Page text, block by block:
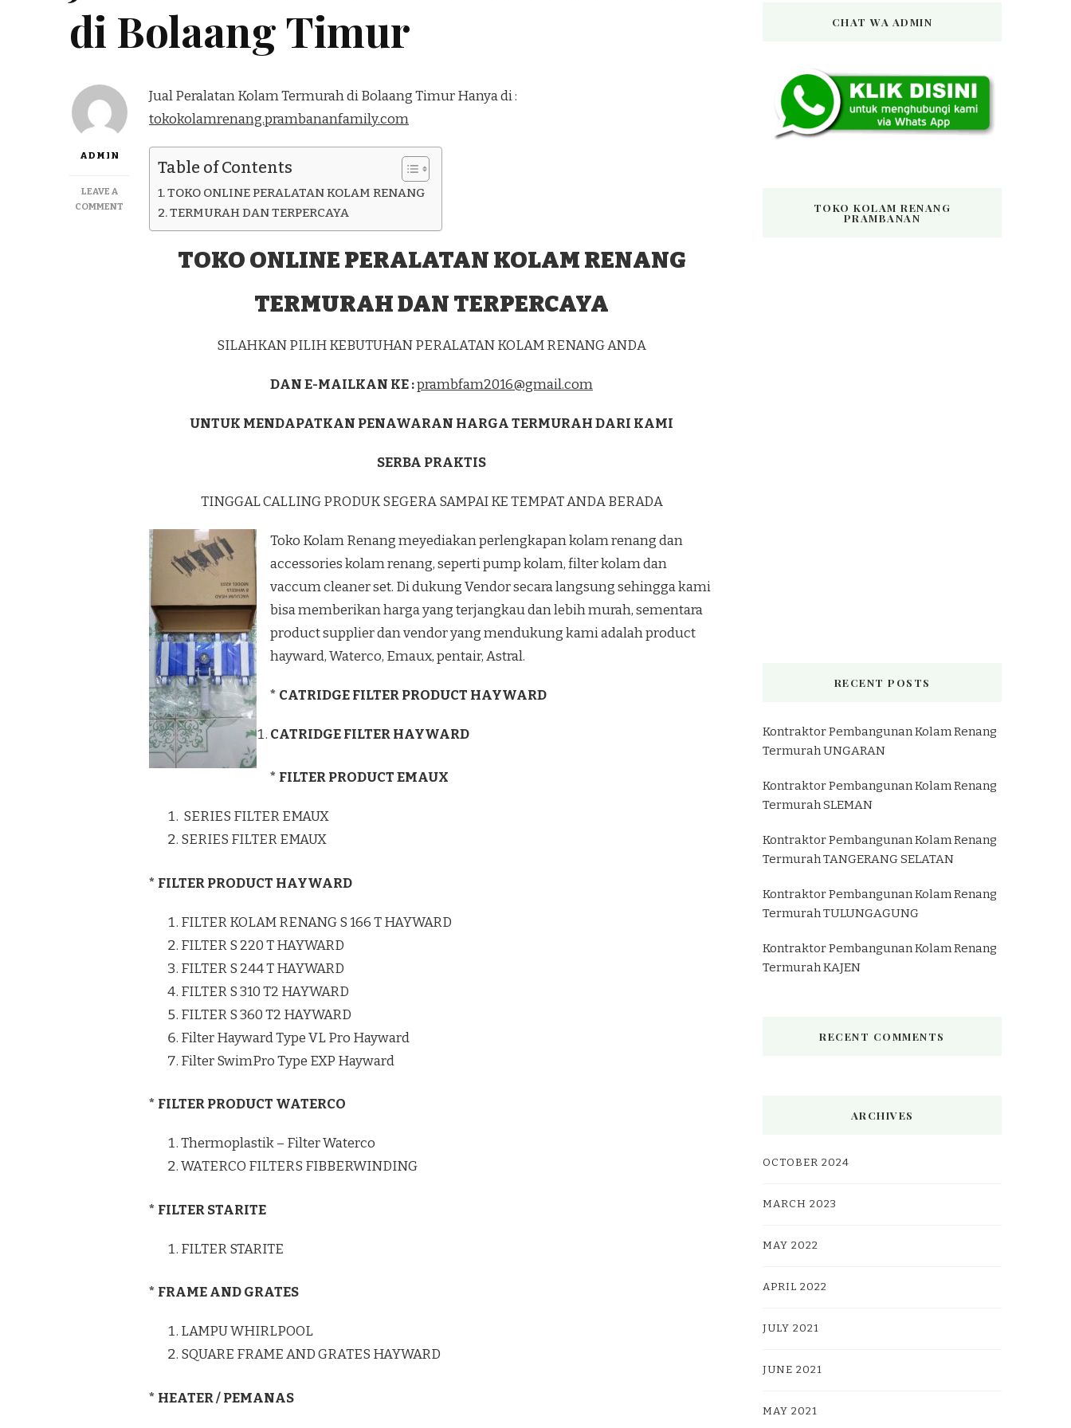
di Bolaang Timur
ADMIN
LEAVE A
COMMENT
Jual Peralatan Kolam Termurah di Bolaang Timur Hanya di :
tokokolamrenang.prambananfamily.com
Table of Contents
TOKO ONLINE PERALATAN KOLAM RENANG
TERMURAH DAN TERPERCAYA
TOKO ONLINE PERALATAN KOLAM RENANG
TERMURAH DAN TERPERCAYA
SILAHKAN PILIH KEBUTUHAN PERALATAN KOLAM RENANG ANDA
DAN E-MAILKAN KE :prambfam2016@gmail.com
UNTUK MENDAPATKAN PENAWARAN HARGA TERMURAH DARI KAMI
SERBA PRAKTIS
TINGGAL CALLING PRODUK SEGERA SAMPAI KE TEMPAT ANDA BERADA
Toko Kolam Renang meyediakan perlengkapan kolam renang dan
accessories kolam renang, seperti pump kolam, filter kolam dan
vaccum cleaner set. Di dukung Vendor secara langsung sehingga kami
bisa memberikan harga yang terjangkau dan lebih murah, sementara
product supplier dan vendor yang mendukung kami adalah product
hayward, Waterco, Emaux, pentair, Astral.
* CATRIDGE FILTER PRODUCT HAYWARD
CATRIDGE FILTER HAYWARD
* FILTER PRODUCT EMAUX
SERIES FILTER EMAUX
SERIES FILTER EMAUX
* FILTER PRODUCT HAYWARD
FILTER KOLAM RENANG S 166 T HAYWARD
FILTER S 220 T HAYWARD
FILTER S 244 T HAYWARD
FILTER S 310 T2 HAYWARD
FILTER S 360 T2 HAYWARD
Filter Hayward Type VL Pro Hayward
Filter SwimPro Type EXP Hayward
* FILTER PRODUCT WATERCO
Thermoplastik – Filter Waterco
WATERCO FILTERS FIBBERWINDING
* FILTER STARITE
FILTER STARITE
* FRAME AND GRATES
LAMPU WHIRLPOOL
SQUARE FRAME AND GRATES HAYWARD
* HEATER / PEMANAS
CHAT WA ADMIN
TOKO KOLAM RENANG
PRAMBANAN
RECENT POSTS
Kontraktor Pembangunan Kolam Renang
Termurah UNGARAN
Kontraktor Pembangunan Kolam Renang
Termurah SLEMAN
Kontraktor Pembangunan Kolam Renang
Termurah TANGERANG SELATAN
Kontraktor Pembangunan Kolam Renang
Termurah TULUNGAGUNG
Kontraktor Pembangunan Kolam Renang
Termurah KAJEN
RECENT COMMENTS
ARCHIVES
OCTOBER 2024
MARCH 2023
MAY 2022
APRIL 2022
JULY 2021
JUNE 2021
MAY 2021